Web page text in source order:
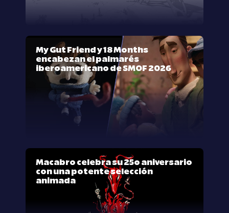
My Gut Friend y 18 Months
encabezan el palmarés
iberoamericano de SMOF 2026
Macabro celebra su 25º aniversario
con una potente selección
animada